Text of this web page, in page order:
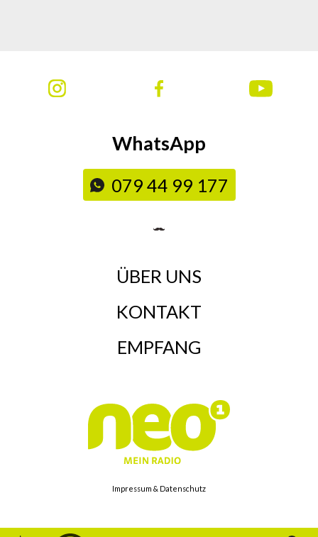
WhatsApp
079 44 99 177
ÜBER UNS
KONTAKT
EMPFANG
Impressum & Datenschutz